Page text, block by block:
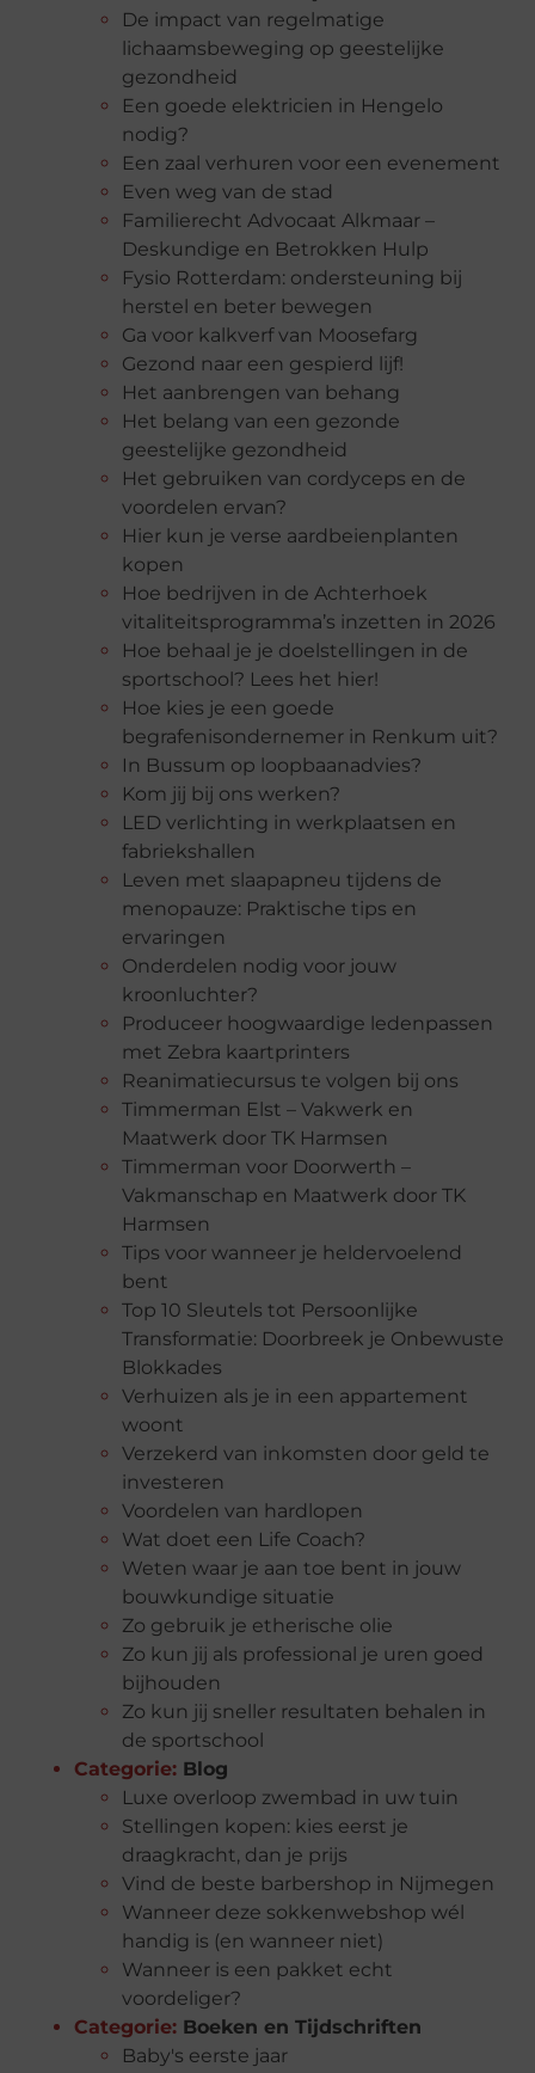
De impact van regelmatige
lichaamsbeweging op geestelijke
gezondheid
Een goede elektricien in Hengelo
nodig?
Een zaal verhuren voor een evenement
Even weg van de stad
Familierecht Advocaat Alkmaar –
Deskundige en Betrokken Hulp
Fysio Rotterdam: ondersteuning bij
herstel en beter bewegen
Ga voor kalkverf van Moosefarg
Gezond naar een gespierd lijf!
Het aanbrengen van behang
Het belang van een gezonde
geestelijke gezondheid
Het gebruiken van cordyceps en de
voordelen ervan?
Hier kun je verse aardbeienplanten
kopen
Hoe bedrijven in de Achterhoek
vitaliteitsprogramma’s inzetten in 2026
Hoe behaal je je doelstellingen in de
sportschool? Lees het hier!
Hoe kies je een goede
begrafenisondernemer in Renkum uit?
In Bussum op loopbaanadvies?
Kom jij bij ons werken?
LED verlichting in werkplaatsen en
fabriekshallen
Leven met slaapapneu tijdens de
menopauze: Praktische tips en
ervaringen
Onderdelen nodig voor jouw
kroonluchter?
Produceer hoogwaardige ledenpassen
met Zebra kaartprinters
Reanimatiecursus te volgen bij ons
Timmerman Elst – Vakwerk en
Maatwerk door TK Harmsen
Timmerman voor Doorwerth –
Vakmanschap en Maatwerk door TK
Harmsen
Tips voor wanneer je heldervoelend
bent
Top 10 Sleutels tot Persoonlijke
Transformatie: Doorbreek je Onbewuste
Blokkades
Verhuizen als je in een appartement
woont
Verzekerd van inkomsten door geld te
investeren
Voordelen van hardlopen
Wat doet een Life Coach?
Weten waar je aan toe bent in jouw
bouwkundige situatie
Zo gebruik je etherische olie
Zo kun jij als professional je uren goed
bijhouden
Zo kun jij sneller resultaten behalen in
de sportschool
Categorie: Blog
Luxe overloop zwembad in uw tuin
Stellingen kopen: kies eerst je
draagkracht, dan je prijs
Vind de beste barbershop in Nijmegen
Wanneer deze sokkenwebshop wél
handig is (en wanneer niet)
Wanneer is een pakket echt
voordeliger?
Categorie: Boeken en Tijdschriften
Baby's eerste jaar